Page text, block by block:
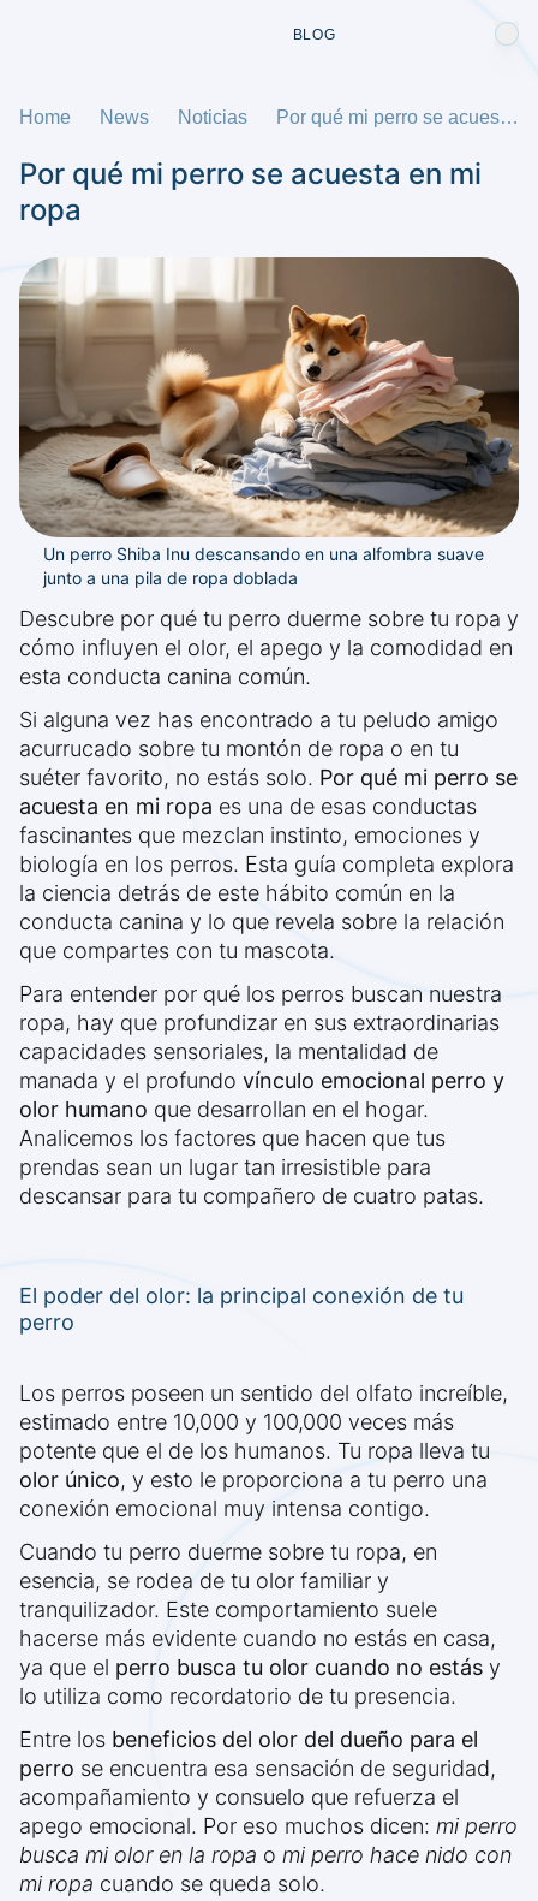
BLOG
Home News Noticias Por qué mi perro se acuesta en mi ropa
Por qué mi perro se acuesta en mi
ropa
Un perro Shiba Inu descansando en una alfombra suave
junto a una pila de ropa doblada
Descubre por qué tu perro duerme sobre tu ropa y
cómo influyen el olor, el apego y la comodidad en
esta conducta canina común.
Si alguna vez has encontrado a tu peludo amigo
acurrucado sobre tu montón de ropa o en tu
suéter favorito, no estás solo. Por qué mi perro se
acuesta en mi ropa es una de esas conductas
fascinantes que mezclan instinto, emociones y
biología en los perros. Esta guía completa explora
la ciencia detrás de este hábito común en la
conducta canina y lo que revela sobre la relación
que compartes con tu mascota.
Para entender por qué los perros buscan nuestra
ropa, hay que profundizar en sus extraordinarias
capacidades sensoriales, la mentalidad de
manada y el profundo vínculo emocional perro y
olor humano que desarrollan en el hogar.
Analicemos los factores que hacen que tus
prendas sean un lugar tan irresistible para
descansar para tu compañero de cuatro patas.
El poder del olor: la principal conexión de tu
perro
Los perros poseen un sentido del olfato increíble,
estimado entre 10,000 y 100,000 veces más
potente que el de los humanos. Tu ropa lleva tu
olor único, y esto le proporciona a tu perro una
conexión emocional muy intensa contigo.
Cuando tu perro duerme sobre tu ropa, en
esencia, se rodea de tu olor familiar y
tranquilizador. Este comportamiento suele
hacerse más evidente cuando no estás en casa,
ya que el perro busca tu olor cuando no estás y
lo utiliza como recordatorio de tu presencia.
Entre los beneficios del olor del dueño para el
perro se encuentra esa sensación de seguridad,
acompañamiento y consuelo que refuerza el
apego emocional. Por eso muchos dicen: mi perro
busca mi olor en la ropa o mi perro hace nido con
mi ropa cuando se queda solo.